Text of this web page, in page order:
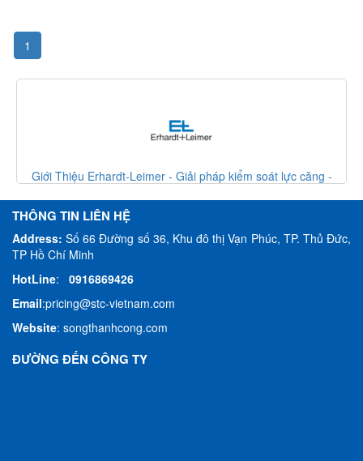
1
- Giải pháp kiểm soát lực căng -
Giới Thiệu Erhardt-
THÔNG TIN LIÊN HỆ
Address:Số 66 Đường số 36, Khu đô thị Vạn Phúc, TP. Thủ Đức,
TP Hồ Chí Minh
HotLine: 0916869426
Email:pricing@stc-vietnam.com
Website: songthanhcong.com
ĐƯỜNG ĐẾN CÔNG TY